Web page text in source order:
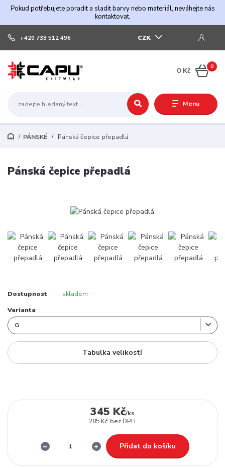
Pokud potřebujete poradit a sladit barvy nebo materiál, neváhejte nás
kontaktovat.
Menu
CZK
+420 733 512 496
0
0 Kč
PÁNSKÉ Pánská čepice přepadlá
Pánská čepice přepadlá
Dostupnost skladem
Varianta
Tabulka velikostí
345 Kč/ks
285 Kč bez DPH
Přidat do košíku